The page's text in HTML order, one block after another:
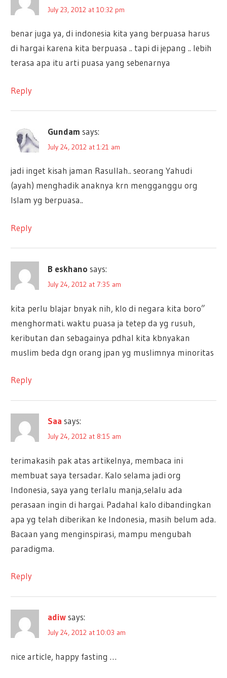
July 23, 2012 at 10:32 pm
benar juga ya, di indonesia kita yang berpuasa harus
di hargai karena kita berpuasa .. tapi di jepang .. lebih
terasa apa itu arti puasa yang sebenarnya
Reply
Gundam says:
July 24, 2012 at 1:21 am
jadi inget kisah jaman Rasullah.. seorang Yahudi
(ayah) menghadik anaknya krn mengganggu org
Islam yg berpuasa..
Reply
B eskhano says:
July 24, 2012 at 7:35 am
kita perlu blajar bnyak nih, klo di negara kita boro”
menghormati. waktu puasa ja tetep da yg rusuh,
keributan dan sebagainya pdhal kita kbnyakan
muslim beda dgn orang jpan yg muslimnya minoritas
Reply
Saa says:
July 24, 2012 at 8:15 am
terimakasih pak atas artikelnya, membaca ini
membuat saya tersadar. Kalo selama jadi org
Indonesia, saya yang terlalu manja,selalu ada
perasaan ingin di hargai. Padahal kalo dibandingkan
apa yg telah diberikan ke Indonesia, masih belum ada.
Bacaan yang menginspirasi, mampu mengubah
paradigma.
Reply
adiw says:
July 24, 2012 at 10:03 am
nice article, happy fasting …